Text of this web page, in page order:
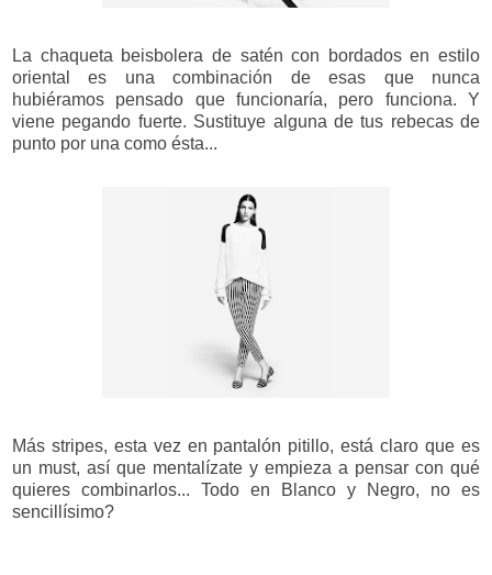
La chaqueta beisbolera de satén con bordados en estilo
oriental es una combinación de esas que nunca
hubiéramos pensado que funcionaría, pero funciona. Y
viene pegando fuerte. Sustituye alguna de tus rebecas de
punto por una como ésta...
Más stripes, esta vez en pantalón pitillo, está claro que es
un must, así que mentalízate y empieza a pensar con qué
quieres combinarlos... Todo en Blanco y Negro, no es
sencillísimo?